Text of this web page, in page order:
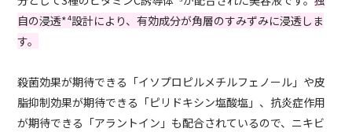
自の浸透*⁴設計により、有効成分が角層のすみずみに浸透しま
す。
殺菌効果が期待できる「イソプロピルメチルフェノール」や皮
脂抑制効果が期待できる「ピリドキシン塩酸塩」、抗炎症作用
が期待できる「アラントイン」も配合されているので、ニキビ